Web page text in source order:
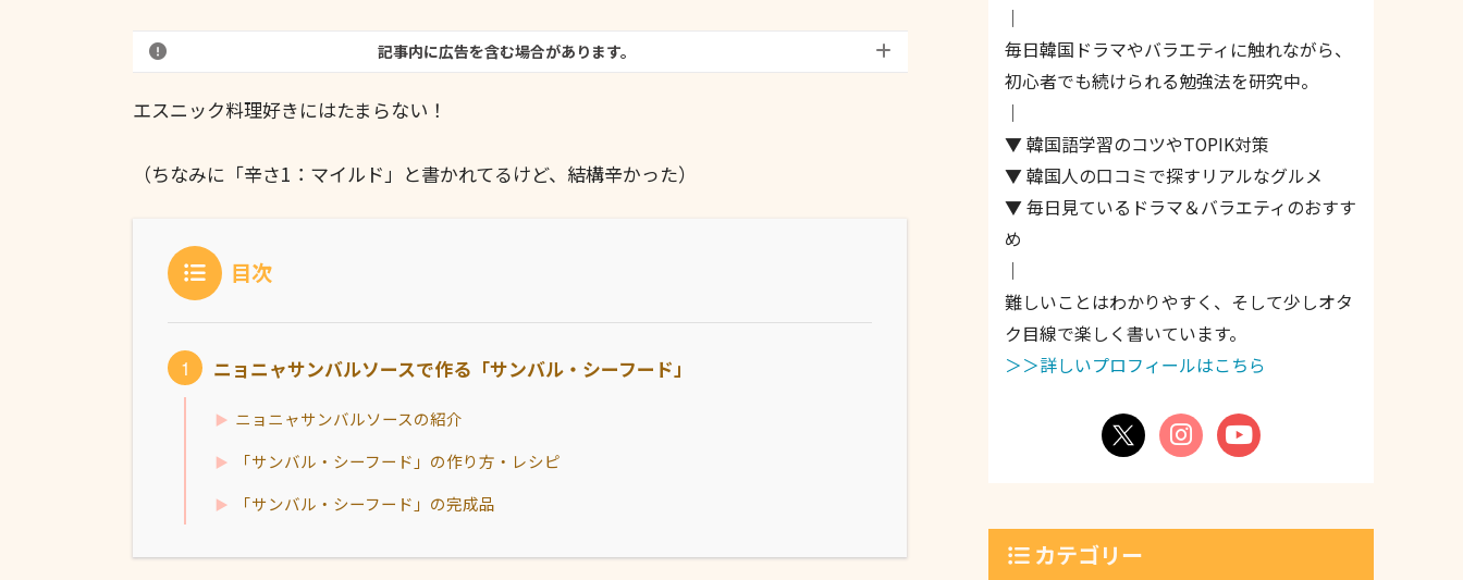
記事内に広告を含む場合があります。
エスニック料理好きにはたまらない！
（ちなみに「辛さ1：マイルド」と書かれてるけど、結構辛かった）
目次
ニョニャサンバルソースで作る「サンバル・シーフード」
ニョニャサンバルソースの紹介
「サンバル・シーフード」の作り方・レシピ
「サンバル・シーフード」の完成品
｜
毎日韓国ドラマやバラエティに触れながら、
初心者でも続けられる勉強法を研究中。
｜
▼ 韓国語学習のコツやTOPIK対策
▼ 韓国人の口コミで探すリアルなグルメ
▼ 毎日見ているドラマ＆バラエティのおすす
め
｜
難しいことはわかりやすく、そして少しオタ
ク目線で楽しく書いています。
＞＞詳しいプロフィールはこちら
カテゴリー